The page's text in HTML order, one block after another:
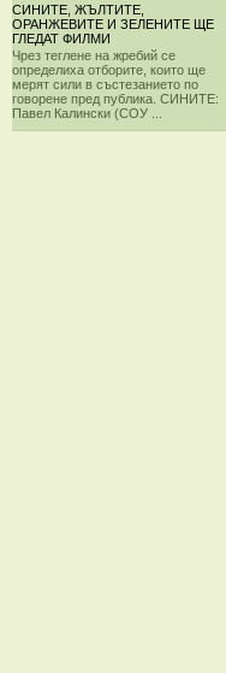
СИНИТЕ, ЖЪЛТИТЕ,
ОРАНЖЕВИТЕ И ЗЕЛЕНИТЕ ЩЕ
ГЛЕДАТ ФИЛМИ
Чрез теглене на жребий се
определиха отборите, които ще
мерят сили в състезанието по
говорене пред публика. СИНИТЕ:
Павел Калински (СОУ ...